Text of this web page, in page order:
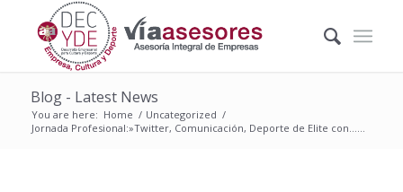
Blog - Latest News
You are here: Home / Uncategorized /
Jornada Profesional:»Twitter, Comunicación, Deporte de Elite con…...